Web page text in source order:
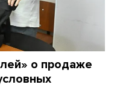
о продаже